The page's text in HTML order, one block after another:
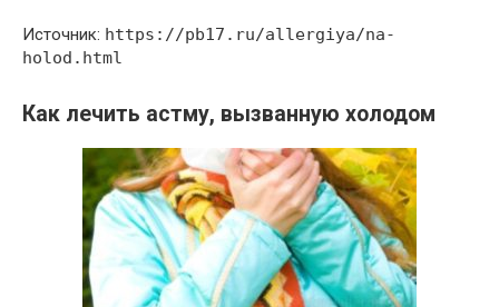
Источник: https://pb17.ru/allergiya/na-
holod.html
Как лечить астму, вызванную холодом